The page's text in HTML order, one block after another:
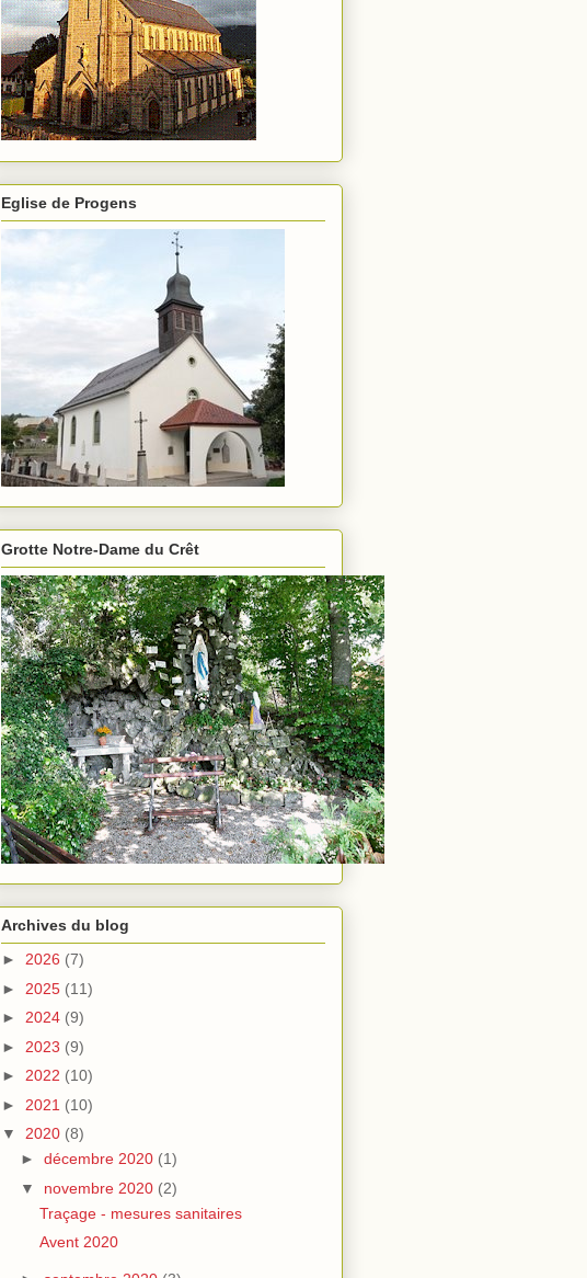
Eglise de Progens
Grotte Notre-Dame du Crêt
Archives du blog
► 2026 (7)
► 2025 (11)
► 2024 (9)
► 2023 (9)
► 2022 (10)
► 2021 (10)
▼ 2020 (8)
► décembre 2020 (1)
▼ novembre 2020 (2)
Traçage - mesures sanitaires
Avent 2020